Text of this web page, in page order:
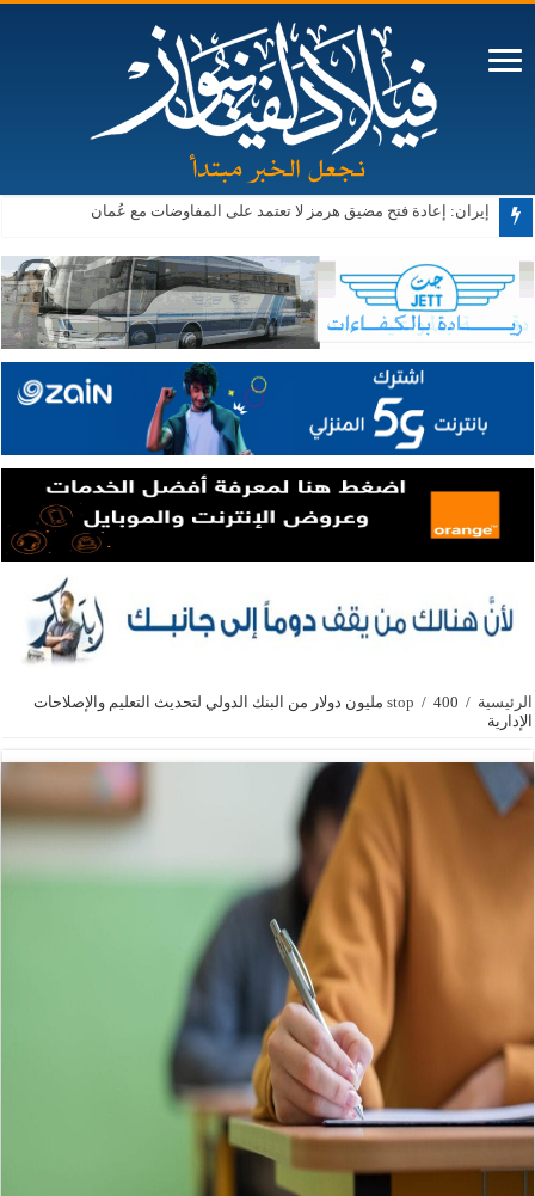
إيران: إعادة فتح مضيق هرمز لا تعتمد على المفاوضات مع عُمان
الحكومة: تنفيذ 343 مشروعًا ضمن البرنامج التنفيذي الثاني لرؤية التحديث الاقتصادي
الرئيسية /
stop /
400 مليون دولار من البنك الدولي لتحديث التعليم والإصلاحات
الإدارية